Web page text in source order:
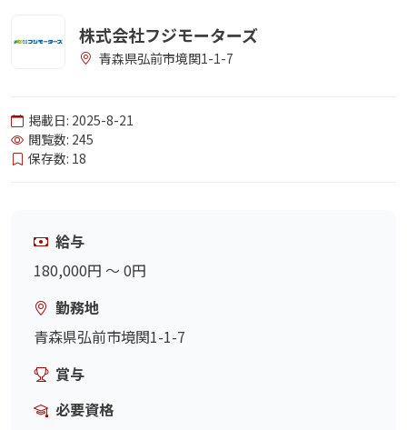
株式会社フジモーターズ
青森県弘前市境関1-1-7
掲載日: 2025-8-21
閲覧数: 245
保存数: 18
給与
180,000円 〜 0円
勤務地
青森県弘前市境関1-1-7
賞与
必要資格